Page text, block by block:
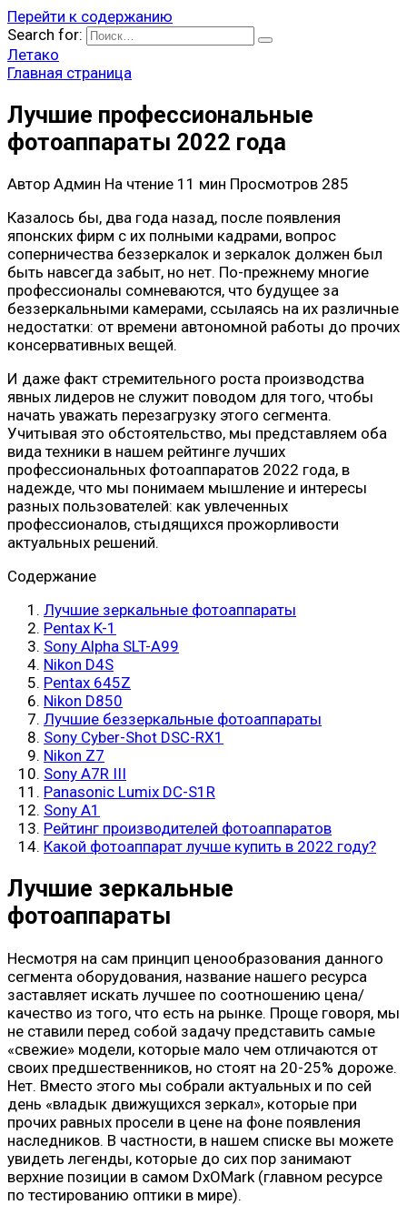
Перейти к содержанию
Search for:
Летако
Главная страница
Лучшие профессиональные
фотоаппараты 2022 года
Автор Админ На чтение 11 мин Просмотров 285
Казалось бы, два года назад, после появления
японских фирм с их полными кадрами, вопрос
соперничества беззеркалок и зеркалок должен был
быть навсегда забыт, но нет. По-прежнему многие
профессионалы сомневаются, что будущее за
беззеркальными камерами, ссылаясь на их различные
недостатки: от времени автономной работы до прочих
консервативных вещей.
И даже факт стремительного роста производства
явных лидеров не служит поводом для того, чтобы
начать уважать перезагрузку этого сегмента.
Учитывая это обстоятельство, мы представляем оба
вида техники в нашем рейтинге лучших
профессиональных фотоаппаратов 2022 года, в
надежде, что мы понимаем мышление и интересы
разных пользователей: как увлеченных
профессионалов, стыдящихся прожорливости
актуальных решений.
Содержание
Лучшие зеркальные фотоаппараты
Pentax K-1
Sony Alpha SLT-A99
Nikon D4S
Pentax 645Z
Nikon D850
Лучшие беззеркальные фотоаппараты
Sony Cyber-Shot DSC-RX1
Nikon Z7
Sony A7R III
Panasonic Lumix DC-S1R
Sony A1
Рейтинг производителей фотоаппаратов
Какой фотоаппарат лучше купить в 2022 году?
Лучшие зеркальные
фотоаппараты
Несмотря на сам принцип ценообразования данного
сегмента оборудования, название нашего ресурса
заставляет искать лучшее по соотношению цена/
качество из того, что есть на рынке. Проще говоря, мы
не ставили перед собой задачу представить самые
«свежие» модели, которые мало чем отличаются от
своих предшественников, но стоят на 20-25% дороже.
Нет. Вместо этого мы собрали актуальных и по сей
день «владык движущихся зеркал», которые при
прочих равных просели в цене на фоне появления
наследников. В частности, в нашем списке вы можете
увидеть легенды, которые до сих пор занимают
верхние позиции в самом DxOMark (главном ресурсе
по тестированию оптики в мире).